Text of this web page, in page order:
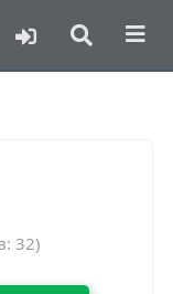
32)